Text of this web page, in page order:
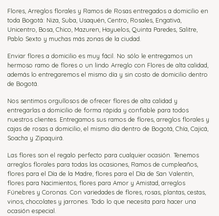
Flores, Arreglos florales y Ramos de Rosas entregados a domicilio en
toda Bogotá: Niza, Suba, Usaquén, Centro, Rosales, Engativá,
Unicentro, Bosa, Chico, Mazuren, Hayuelos, Quinta Paredes, Salitre,
Pablo Sexto y muchas más zonas de la ciudad.
Enviar flores a domicilio es muy fácil. No sólo le entregamos un
hermoso ramo de flores o un lindo Arreglo con Flores de alta calidad,
además lo entregaremos el mismo día y sin costo de domicilio dentro
de Bogotá.
Nos sentimos orgullosos de ofrecer flores de alta calidad y
entregarlas a domicilio de forma rápida y confiable para todos
nuestros clientes. Entregamos sus ramos de flores, arreglos florales y
cajas de rosas a domicilio, el mismo día dentro de Bogotá, Chía, Cajicá,
Soacha y Zipaquirá.
Las flores son el regalo perfecto para cualquier ocasión. Tenemos
arreglos florales para todas las ocasiones, Ramos de cumpleaños,
flores para el Día de la Madre, flores para el Día de San Valentín,
flores para Nacimientos, flores para Amor y Amistad, arreglos
Fúnebres y Coronas. Con variedades de flores, rosas, plantas, cestas,
vinos, chocolates y jarrones. Todo lo que necesita para hacer una
ocasión especial.